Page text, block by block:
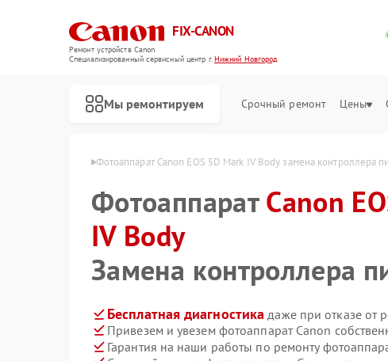
FIX-CANON
Ремонт устройств Canon
Специализированный cервисный центр г.Нижний Новгород
Мы ремонтируем Срочный ремонт Цены
Фотоаппарат Canon EOS 5D Mark IV Body замена контроллера
ФотоаппаратCanon
IV Body
Замена контроллера
Бесплатная диагностика даже при отказе от
Привезем и увезем фотоаппарат Canon
Гарантия на наши работы по ремонту